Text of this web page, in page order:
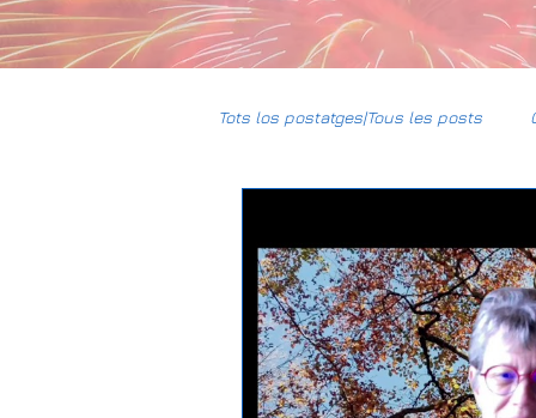
Tots los postatges|Tous les posts
Daniel-DPL Gravière
Climat Justice sociale